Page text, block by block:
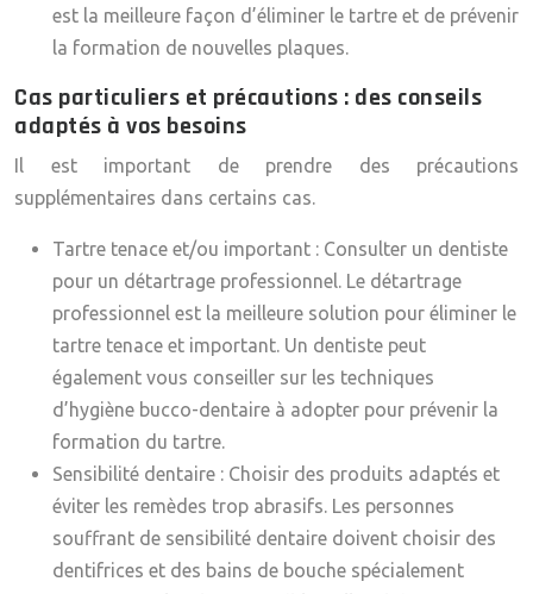
est la meilleure façon d’éliminer le tartre et de prévenir
la formation de nouvelles plaques.
Cas particuliers et précautions : des conseils
adaptés à vos besoins
Il est important de prendre des précautions
supplémentaires dans certains cas.
Tartre tenace et/ou important : Consulter un dentiste
pour un détartrage professionnel. Le détartrage
professionnel est la meilleure solution pour éliminer le
tartre tenace et important. Un dentiste peut
également vous conseiller sur les techniques
d’hygiène bucco-dentaire à adopter pour prévenir la
formation du tartre.
Sensibilité dentaire : Choisir des produits adaptés et
éviter les remèdes trop abrasifs. Les personnes
souffrant de sensibilité dentaire doivent choisir des
dentifrices et des bains de bouche spécialement